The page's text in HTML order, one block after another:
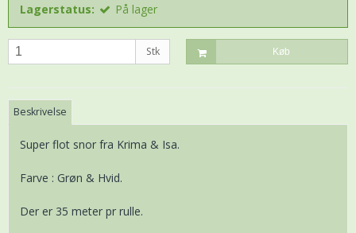
Lagerstatus: På lager
Stk Køb
Beskrivelse
Super flot snor fra Krima & Isa.
Farve : Grøn & Hvid.
Der er 35 meter pr rulle.